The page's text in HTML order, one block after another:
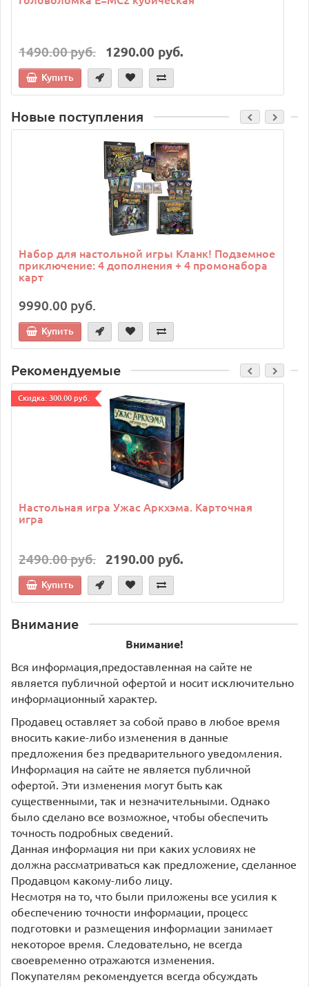
1490.00 руб. 1290.00 руб.
Купить
Новые поступления
Набор для настольной игры Кланк! Подземное
приключение: 4 дополнения + 4 промонабора
карт
9990.00 руб.
Купить
Рекомендуемые
Cкидка: 300.00 руб.
Настольная игра Ужас Аркхэма. Карточная
игра
2490.00 руб. 2190.00 руб.
Купить
Внимание
Внимание!
Вся информация,предоставленная на сайте не
является публичной офертой и носит исключительно
информационный характер.
Продавец оставляет за собой право в любое время
вносить какие-либо изменения в данные
предложения без предварительного уведомления.
Информация на сайте не является публичной
офертой. Эти изменения могут быть как
существенными, так и незначительными. Однако
было сделано все возможное, чтобы обеспечить
точность подробных сведений.
Данная информация ни при каких условиях не
должна рассматриваться как предложение, сделанное
Продавцом какому-либо лицу.
Несмотря на то, что были приложены все усилия к
обеспечению точности информации, процесс
подготовки и размещения информации занимает
некоторое время. Следовательно, не всегда
своевременно отражаются изменения.
Покупателям рекомендуется всегда обсуждать